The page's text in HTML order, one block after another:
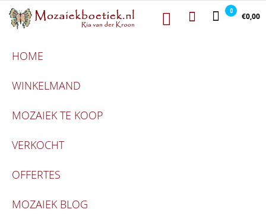
Ga naar de inhoud 0
€0,00
HOME
WINKELMAND
MOZAIEK TE KOOP
VERKOCHT
OFFERTES
MOZAIEK BLOG